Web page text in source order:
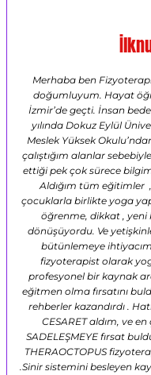
Merhaba ben
doğumluyum. Hayat
İzmir’de geçti. İnsan
yılında Dokuz Eylül
Meslek Yüksek
çalıştığım alanlar
ettiği pek çok sürece
Aldığım tüm eğitimler
çocuklarla birlikte yoga
öğrenme, dikkat , yeni
dönüşüyordu. Ve
bütünlemeye
fizyoterapist olarak
profesyonel bir kaynak
eğitmen olma fırsatını
rehberler kazandırdı .
CESARET aldım, ve
SADELEŞMEYE fırsat
THERAOCTOPUS
.Sinir sistemini besleyen